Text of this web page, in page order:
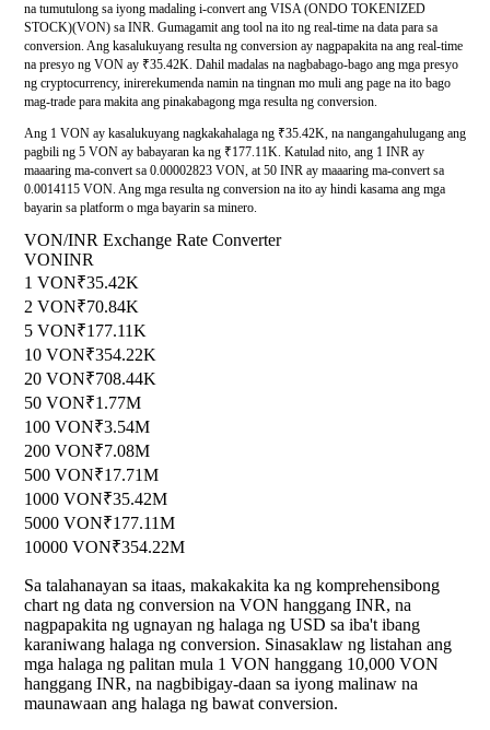
na tumutulong sa iyong madaling i-convert ang VISA (ONDO TOKENIZED
STOCK)(VON) sa INR. Gumagamit ang tool na ito ng real-time na data para sa
conversion. Ang kasalukuyang resulta ng conversion ay nagpapakita na ang real-time
na presyo ng VON ay ₹35.42K. Dahil madalas na nagbabago-bago ang mga presyo
ng cryptocurrency, inirerekumenda namin na tingnan mo muli ang page na ito bago
mag-trade para makita ang pinakabagong mga resulta ng conversion.
Ang 1 VON ay kasalukuyang nagkakahalaga ng ₹35.42K, na nangangahulugang ang
pagbili ng 5 VON ay babayaran ka ng ₹177.11K. Katulad nito, ang 1 INR ay
maaaring ma-convert sa 0.00002823 VON, at 50 INR ay maaaring ma-convert sa
0.0014115 VON. Ang mga resulta ng conversion na ito ay hindi kasama ang mga
bayarin sa platform o mga bayarin sa minero.
VON/INR Exchange Rate Converter
VONINR
1 VON₹35.42K
2 VON₹70.84K
5 VON₹177.11K
10 VON₹354.22K
20 VON₹708.44K
50 VON₹1.77M
100 VON₹3.54M
200 VON₹7.08M
500 VON₹17.71M
1000 VON₹35.42M
5000 VON₹177.11M
10000 VON₹354.22M
Sa talahanayan sa itaas, makakakita ka ng komprehensibong
chart ng data ng conversion na VON hanggang INR, na
nagpapakita ng ugnayan ng halaga ng USD sa iba't ibang
karaniwang halaga ng conversion. Sinasaklaw ng listahan ang
mga halaga ng palitan mula 1 VON hanggang 10,000 VON
hanggang INR, na nagbibigay-daan sa iyong malinaw na
maunawaan ang halaga ng bawat conversion.